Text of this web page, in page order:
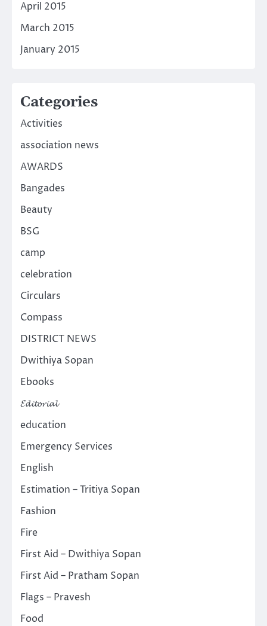
April 2015
March 2015
January 2015
Categories
Activities
association news
AWARDS
Bangades
Beauty
BSG
camp
celebration
Circulars
Compass
DISTRICT NEWS
Dwithiya Sopan
Ebooks
𝓔𝓭𝓲𝓽𝓸𝓻𝓲𝓪𝓵
education
Emergency Services
English
Estimation – Tritiya Sopan
Fashion
Fire
First Aid – Dwithiya Sopan
First Aid – Pratham Sopan
Flags – Pravesh
Food